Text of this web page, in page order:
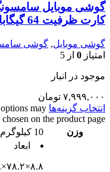
کارت ظرفیت 64 گیگابایت و رم 4 گیگابایت
گوشی موبایل, گوشی
امتیاز 0 از 5
موجود در انبار
۷,۹۹۹,۰۰۰ تومان
انتخاب گزینه‌ها may
chosen on the product page
وزن
10 کیلوگرم
ابعاد
۸.۸×۷۸.۲×۱۶۸.۸ میلی‌متر